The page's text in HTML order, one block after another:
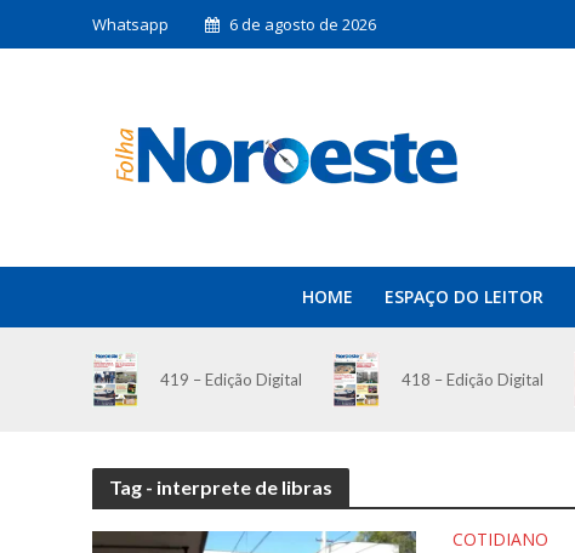
Whatsapp 6 de agosto de 2026
HOME ESPAÇO DO LEITOR
419 – Edição Digital 418 – Edição Digital
Tag - interprete de libras
COTIDIANO